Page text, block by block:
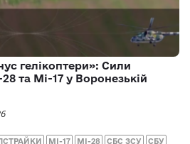
гелікоптери»: Сили
та Мі-17 у Воронезькій
МІ-17 МІ-28 СБС ЗСУ СБУ